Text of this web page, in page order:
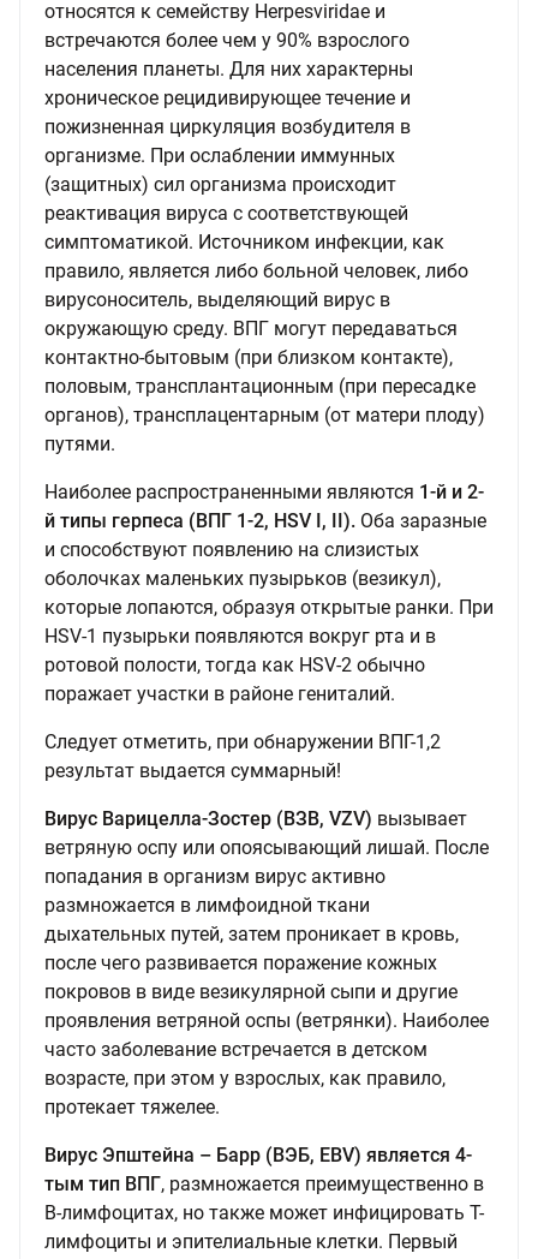
относятся к семейству Herpesviridae и
встречаются более чем у 90% взрослого
населения планеты. Для них характерны
хроническое рецидивирующее течение и
пожизненная циркуляция возбудителя в
организме. При ослаблении иммунных
(защитных) сил организма происходит
реактивация вируса с соответствующей
симптоматикой. Источником инфекции, как
правило, является либо больной человек, либо
вирусоноситель, выделяющий вирус в
окружающую среду. ВПГ могут передаваться
контактно-бытовым (при близком контакте),
половым, трансплантационным (при пересадке
органов), трансплацентарным (от матери плоду)
путями.
Наиболее распространенными являются 1-й и 2-
й типы герпеса (ВПГ 1-2, HSV I, II). Оба заразные
и способствуют появлению на слизистых
оболочках маленьких пузырьков (везикул),
которые лопаются, образуя открытые ранки. При
HSV-1 пузырьки появляются вокруг рта и в
ротовой полости, тогда как HSV-2 обычно
поражает участки в районе гениталий.
Следует отметить, при обнаружении ВПГ-1,2
результат выдается суммарный!
Вирус Варицелла-Зостер (ВЗВ, VZV) вызывает
ветряную оспу или опоясывающий лишай. После
попадания в организм вирус активно
размножается в лимфоидной ткани
дыхательных путей, затем проникает в кровь,
после чего развивается поражение кожных
покровов в виде везикулярной сыпи и другие
проявления ветряной оспы (ветрянки). Наиболее
часто заболевание встречается в детском
возрасте, при этом у взрослых, как правило,
протекает тяжелее.
Вирус Эпштейна – Барр (ВЭБ, EBV) является 4-
тым тип ВПГ, размножается преимущественно в
B-лимфоцитах, но также может инфицировать Т-
лимфоциты и эпителиальные клетки. Первый